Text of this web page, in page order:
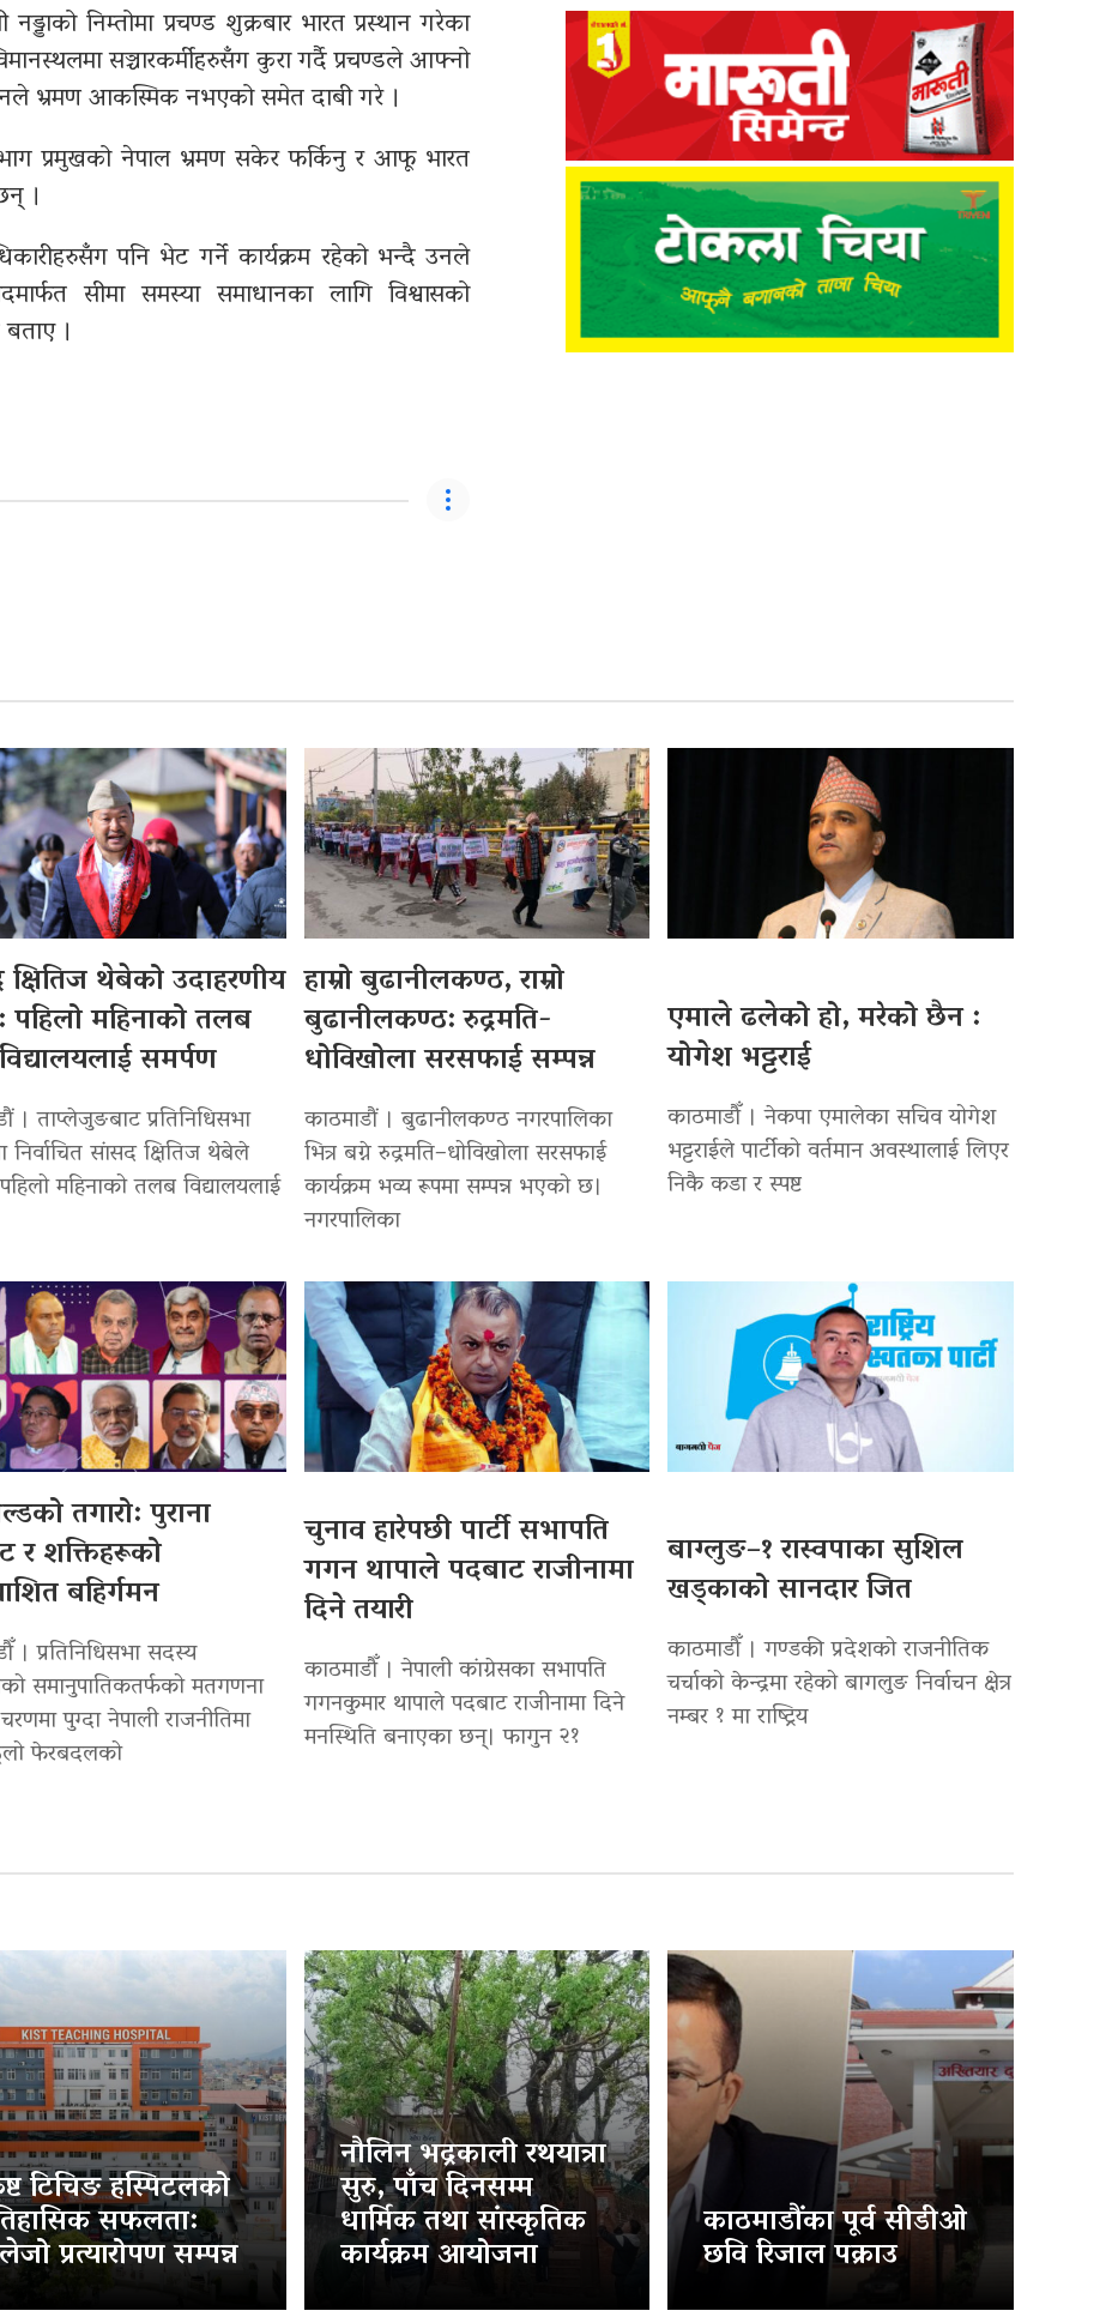
निम्तोमा प्रचण्ड शुक्रबार भारत प्रस्थान गरेका
सञ्चारकर्मीहरुसँग कुरा गर्दै प्रचण्डले आफ्नो
भ्रमण आकस्मिक नभएको समेत दाबी गरे ।
प्रमुखको नेपाल भ्रमण सकेर फर्किनु र आफू भारत
।
पनि भेट गर्ने कार्यक्रम रहेको भन्दै उनले
सीमा समस्या समाधानका लागि विश्वासको
।
थेबेको उदाहरणीय
महिनाको तलब
समर्पण
। ताप्लेजुङबाट प्रतिनिधिसभा
सांसद क्षितिज थेबेले
महिनाको तलब विद्यालयलाई
हाम्रो बुढानीलकण्ठ, राम्रो
बुढानीलकण्ठ: रुद्रमति-
धोविखोला सरसफाई सम्पन्न
काठमाडौं । बुढानीलकण्ठ नगरपालिका
भित्र बग्ने रुद्रमति–धोविखोला सरसफाई
कार्यक्रम भव्य रूपमा सम्पन्न भएको छ।
नगरपालिका
एमाले ढलेको हो, मरेको छैन :
योगेश भट्टराई
काठमाडौँ । नेकपा एमालेका सचिव योगेश
भट्टराईले पार्टीको वर्तमान अवस्थालाई लिएर
निकै कडा र स्पष्ट
तगारो: पुराना
र शक्तिहरूको
बहिर्गमन
। प्रतिनिधिसभा सदस्य
समानुपातिकतर्फको मतगणना
पुग्दा नेपाली राजनीतिमा
फेरबदलको
चुनाव हारेपछी पार्टी सभापति
गगन थापाले पदबाट राजीनामा
दिने तयारी
काठमाडौँ । नेपाली कांग्रेसका सभापति
गगनकुमार थापाले पदबाट राजीनामा दिने
मनस्थिति बनाएका छन्। फागुन २१
बाग्लुङ–१ रास्वपाका सुशिल
खड्काको सानदार जित
काठमाडौँ । गण्डकी प्रदेशको राजनीतिक
चर्चाको केन्द्रमा रहेको बागलुङ निर्वाचन क्षेत्र
नम्बर १ मा राष्ट्रिय
टिचिङ हस्पिटलको
सफलता:
प्रत्यारोपण सम्पन्न
नौलिन भद्रकाली रथयात्रा
सुरु, पाँच दिनसम्म
धार्मिक तथा सांस्कृतिक
कार्यक्रम आयोजना
काठमाडौंका पूर्व सीडीओ
छवि रिजाल पक्राउ